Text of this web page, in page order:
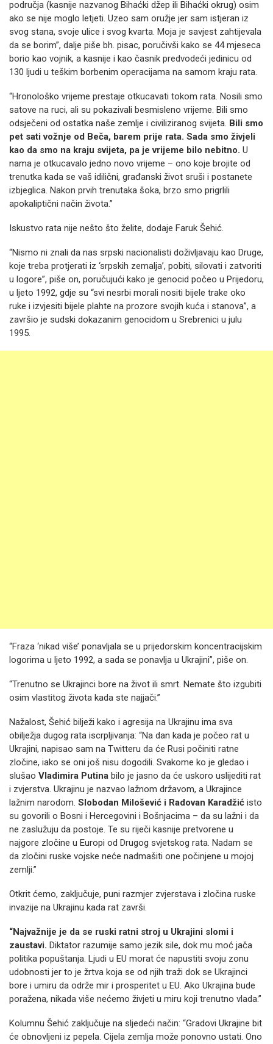
područja (kasnije nazvanog Bihaćki džep ili Bihaćki okrug) osim
ako se nije moglo letjeti. Uzeo sam oružje jer sam istjeran iz
svog stana, svoje ulice i svog kvarta. Moja je savjest zahtijevala
da se borim”, dalje piše bh. pisac, poručivši kako se 44 mjeseca
borio kao vojnik, a kasnije i kao časnik predvodeći jedinicu od
130 ljudi u teškim borbenim operacijama na samom kraju rata.
“Hronološko vrijeme prestaje otkucavati tokom rata. Nosili smo
satove na ruci, ali su pokazivali besmisleno vrijeme. Bili smo
odsječeni od ostatka naše zemlje i civiliziranog svijeta. Bili smo
pet sati vožnje od Beča, barem prije rata. Sada smo živjeli
kao da smo na kraju svijeta, pa je vrijeme bilo nebitno. U
nama je otkucavalo jedno novo vrijeme – ono koje brojite od
trenutka kada se vaš idilični, građanski život sruši i postanete
izbjeglica. Nakon prvih trenutaka šoka, brzo smo prigrlili
apokaliptični način života.”
Iskustvo rata nije nešto što želite, dodaje Faruk Šehić.
“Nismo ni znali da nas srpski nacionalisti doživljavaju kao Druge,
koje treba protjerati iz ‘srpskih zemalja’, pobiti, silovati i zatvoriti
u logore”, piše on, poručujući kako je genocid počeo u Prijedoru,
u ljeto 1992, gdje su “svi nesrbi morali nositi bijele trake oko
ruke i izvjesiti bijele plahte na prozore svojih kuća i stanova”, a
završio je sudski dokazanim genocidom u Srebrenici u julu
1995.
“Fraza ‘nikad više’ ponavljala se u prijedorskim koncentracijskim
logorima u ljeto 1992, a sada se ponavlja u Ukrajini”, piše on.
“Trenutno se Ukrajinci bore na život ili smrt. Nemate što izgubiti
osim vlastitog života kada ste najjači.”
Nažalost, Šehić bilježi kako i agresija na Ukrajinu ima sva
obilježja dugog rata iscrpljivanja: “Na dan kada je počeo rat u
Ukrajini, napisao sam na Twitteru da će Rusi počiniti ratne
zločine, iako se oni još nisu dogodili. Svakome ko je gledao i
slušao Vladimira Putina bilo je jasno da će uskoro uslijediti rat
i zvjerstva. Ukrajinu je nazvao lažnom državom, a Ukrajince
lažnim narodom. Slobodan Milošević i Radovan Karadžić isto
su govorili o Bosni i Hercegovini i Bošnjacima – da su lažni i da
ne zaslužuju da postoje. Te su riječi kasnije pretvorene u
najgore zločine u Europi od Drugog svjetskog rata. Nadam se
da zločini ruske vojske neće nadmašiti one počinjene u mojoj
zemlji.”
Otkrit ćemo, zaključuje, puni razmjer zvjerstava i zločina ruske
invazije na Ukrajinu kada rat završi.
“Najvažnije je da se ruski ratni stroj u Ukrajini slomi i
zaustavi. Diktator razumije samo jezik sile, dok mu moć jača
politika popuštanja. Ljudi u EU morat će napustiti svoju zonu
udobnosti jer to je žrtva koja se od njih traži dok se Ukrajinci
bore i umiru da održe mir i prosperitet u EU. Ako Ukrajina bude
poražena, nikada više nećemo živjeti u miru koji trenutno vlada.”
Kolumnu Šehić zaključuje na sljedeći način: “Gradovi Ukrajine bit
će obnovljeni iz pepela. Cijela zemlja može ponovno ustati. Ono